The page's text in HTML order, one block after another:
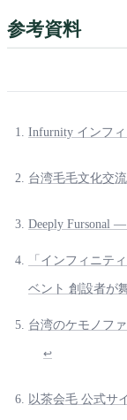
参考資料
Infurnity インフ
台湾毛毛文化交
Deeply Fursonal
「インフィニテ
ベント 創設者が
台湾のケモノフ
↩
以茶会毛 公式サ